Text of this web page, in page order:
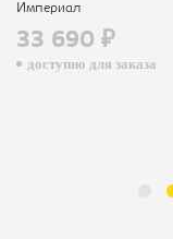
Империал
33 690 ₽
доступно для заказа